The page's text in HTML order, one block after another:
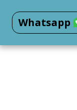
Whatsapp